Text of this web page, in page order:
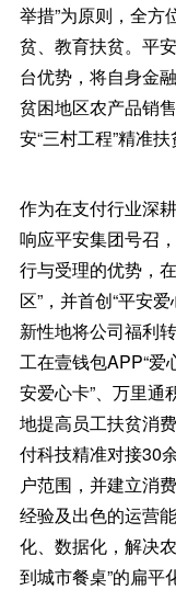
举措”为原则，全方
贫、教育扶贫。平
台优势，将自身金
贫困地区农产品销
安“三村工程”精准
作为在支付行业深
响应平安集团号召
行与受理的优势，
区”，并首创“平安
新性地将公司福利
工在壹钱包APP“爱
安爱心卡”、万里通
地提高员工扶贫消
付科技精准对接30
户范围，并建立消
经验及出色的运营
化、数据化，解决
到城市餐桌”的扁平